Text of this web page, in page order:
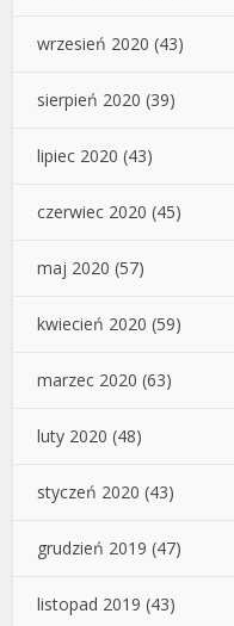
wrzesień 2020 (43)
sierpień 2020 (39)
lipiec 2020 (43)
czerwiec 2020 (45)
maj 2020 (57)
kwiecień 2020 (59)
marzec 2020 (63)
luty 2020 (48)
styczeń 2020 (43)
grudzień 2019 (47)
listopad 2019 (43)